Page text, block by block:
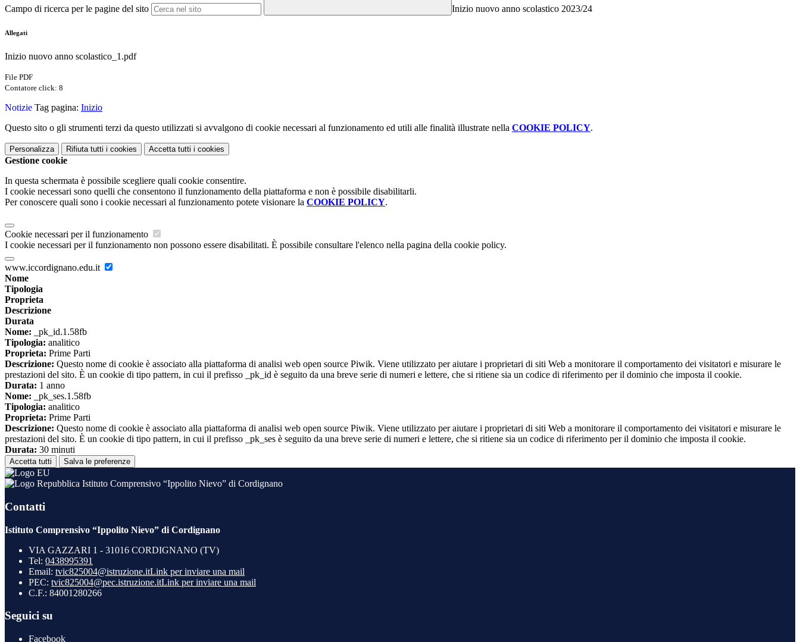
Campo di ricerca per le pagine del sito Inizio nuovo anno scolastico 2023/24
Allegati
Inizio nuovo anno scolastico_1.pdf
File PDF
Contatore click: 8
Notizie Tag pagina: Inizio
Questo sito o gli strumenti terzi da questo utilizzati si avvalgono di cookie necessari al funzionamento ed utili alle finalità illustrate nella COOKIE POLICY.
Personalizza Rifiuta tutti i cookies Accetta tutti i cookies
Gestione cookie
In questa schermata è possibile scegliere quali cookie consentire.
I cookie necessari sono quelli che consentono il funzionamento della piattaforma e non è possibile disabilitarli.
Per conoscere quali sono i cookie necessari al funzionamento potete visionare la COOKIE POLICY.
Cookie necessari per il funzionamento
I cookie necessari per il funzionamento non possono essere disabilitati. È possibile consultare l'elenco nella pagina della cookie policy.
www.iccordignano.edu.it
Nome
Tipologia
Proprieta
Descrizione
Durata
Nome: _pk_id.1.58fb
Tipologia: analitico
Proprieta: Prime Parti
Descrizione: Questo nome di cookie è associato alla piattaforma di analisi web open source Piwik. Viene utilizzato per aiutare i proprietari di siti Web a monitorare il comportamento dei visitatori e misurare le
prestazioni del sito. È un cookie di tipo pattern, in cui il prefisso _pk_id è seguito da una breve serie di numeri e lettere, che si ritiene sia un codice di riferimento per il dominio che imposta il cookie.
Durata: 1 anno
Nome: _pk_ses.1.58fb
Tipologia: analitico
Proprieta: Prime Parti
Descrizione: Questo nome di cookie è associato alla piattaforma di analisi web open source Piwik. Viene utilizzato per aiutare i proprietari di siti Web a monitorare il comportamento dei visitatori e misurare le
prestazioni del sito. È un cookie di tipo pattern, in cui il prefisso _pk_ses è seguito da una breve serie di numeri e lettere, che si ritiene sia un codice di riferimento per il dominio che imposta il cookie.
Durata: 30 minuti
Accetta tutti Salva le preferenze
Istituto Comprensivo “Ippolito Nievo” di Cordignano
Contatti
Istituto Comprensivo “Ippolito Nievo” di Cordignano
VIA GAZZARI 1 - 31016 CORDIGNANO (TV)
Tel: 0438995391
Email: tvic825004@istruzione.itLink per inviare una mail
PEC: tvic825004@pec.istruzione.itLink per inviare una mail
C.F.: 84001280266
Seguici su
Facebook